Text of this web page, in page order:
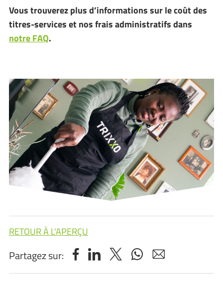
Vous trouverez plus d’informations sur le coût des
titres-services et nos frais administratifs dans
notre FAQ.
RETOUR À L'APERÇU
Partagez sur: